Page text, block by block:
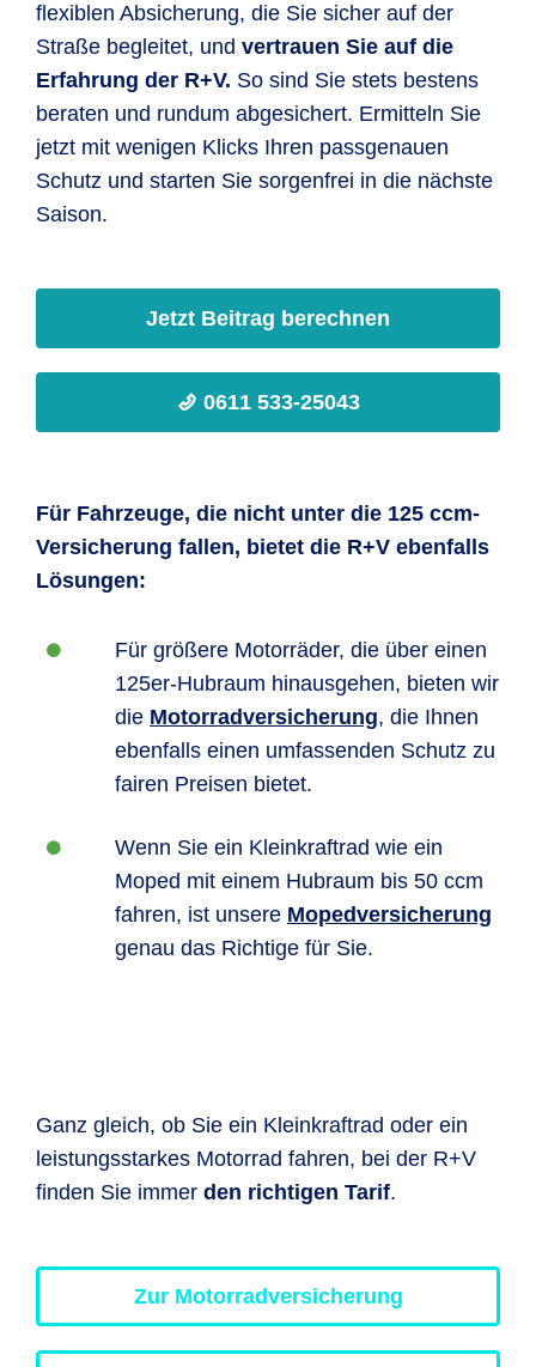
flexiblen Absicherung, die Sie sicher auf der
Straße begleitet, und vertrauen Sie auf die
Erfahrung der R+V. So sind Sie stets bestens
beraten und rundum abgesichert. Ermitteln Sie
jetzt mit wenigen Klicks Ihren passgenauen
Schutz und starten Sie sorgenfrei in die nächste
Saison.
Jetzt Beitrag berechnen
0611 533-25043
Für Fahrzeuge, die nicht unter die 125 ccm-
Versicherung fallen, bietet die R+V ebenfalls
Lösungen:
Für größere Motorräder, die über einen
125er-Hubraum hinausgehen, bieten wir
die Motorradversicherung, die Ihnen
ebenfalls einen umfassenden Schutz zu
fairen Preisen bietet.
Wenn Sie ein Kleinkraftrad wie ein
Moped mit einem Hubraum bis 50 ccm
fahren, ist unsere Mopedversicherung
genau das Richtige für Sie.
Ganz gleich, ob Sie ein Kleinkraftrad oder ein
leistungsstarkes Motorrad fahren, bei der R+V
finden Sie immer den richtigen Tarif.
Zur Motorradversicherung